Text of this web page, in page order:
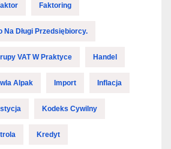
Faktoring
Długi Przedsiębiorcy.
VAT W Praktyce Handel
Alpak Import Inflacja
Kodeks Cywilny
Kredyt